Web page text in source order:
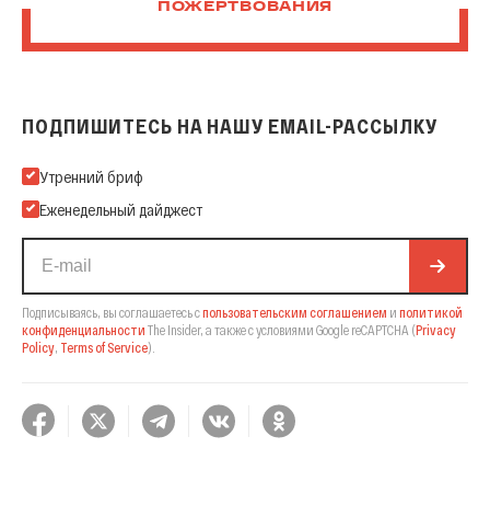
ПОЖЕРТВОВАНИЯ
ПОДПИШИТЕСЬ НА НАШУ EMAIL-РАССЫЛКУ
Подпишитесь на нашу Email-рассылку
Утренний бриф
Еженедельный дайджест
Подписываясь, вы соглашаетесь спользовательским соглашением и политикой
конфиденциальности The Insider, а также с условиями Google reCAPTCHA (Privacy
Policy Terms of Service).